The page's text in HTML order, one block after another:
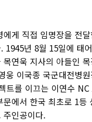
에게 직접 임명장을 전
1945년 8월 15일에 태
목연욱 지사의 아들인
웅 이국종 국군대전병
트를 이끄는 이연수
문에서 한국 최초로 1등
주인공이다.